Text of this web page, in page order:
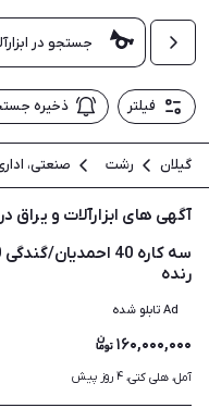
فیلتر ذخیره
گیلان رشت صنعتی،
آگهی های ابزارآلات و یراق
رنده
Ad تابلو شده
۱۶۰,۰۰۰,۰۰۰
آمل، هلی کتی، ۴ روز پیش